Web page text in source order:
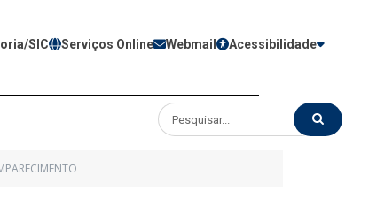
SIC Serviços Online Webmail Acessibilidade